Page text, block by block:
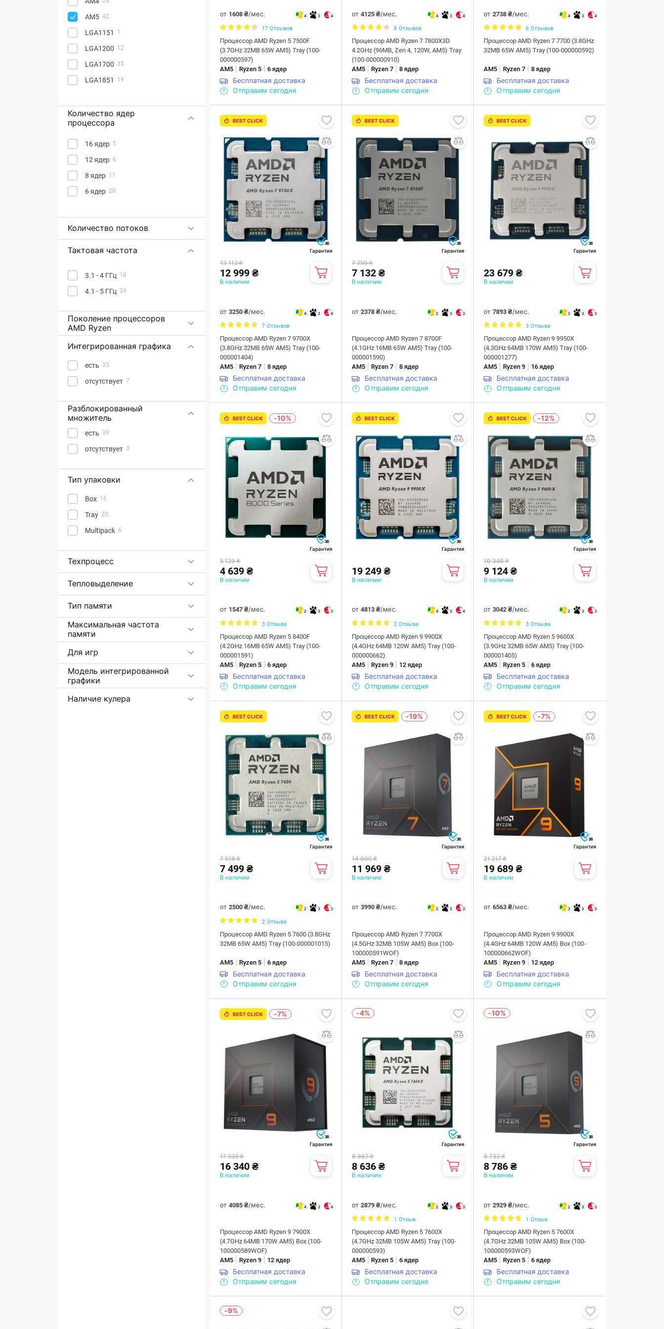
AM5 42
LGA1151 1
LGA1200 12
LGA1700 33
LGA1851 19
Количество ядер
процессора
16 ядер 5
12 ядер 6
8 ядер 11
6 ядер 20
Количество потоков
Тактовая частота
3.1 - 4 ГГц 18
4.1 - 5 ГГц 24
Поколение процессоров
AMD Ryzen
Интегрированная графика
есть 35
отсутствует 7
Разблокированный
множитель
есть 39
отсутствует 3
Тип упаковки
Box 16
Tray 20
Multipack 6
Техпроцесс
Тепловыделение
Тип памяти
Максимальная частота
памяти
Для игр
Модель интегрированной
графики
Наличие кулера
от 1608 ₴/мес. 4 3 4
17 Отзывов
Процессор AMD Ryzen 5 7500F
(3.7GHz 32MB 65W AM5) Tray (100-
000000597)
AM5
Ryzen 5 6 ядер
Бесплатная доставка
Отправим сегодня
от4125 ₴/мес. 4 3 4
8 Отзывов
Процессор AMD Ryzen 7 7800X3D
4.2GHz (96MB, Zen 4, 120W, AM5) Tray
(100-000000910)
AM5
Ryzen 7 |8 ядер
Бесплатная доставка
Отправим сегодня
от2738 ₴/мес. 4 3 4
6 Отзывов
Процессор AMD Ryzen 7 7700 (3.8GHz
32MB 65W AM5) Tray (100-000000592)
AM5 Ryzen 7 |8 ядер
Бесплатная доставка
Отправим сегодня
BEST CLICK
36
Гарантия
13 112 ₴
12 999 ₴
В наличии
от 3250 ₴/мес. 4 3 4
7 Отзывов
Процессор AMD Ryzen 7 9700X
(3.8GHz 32MB 65W AM5) Tray (100-
000001404)
AM5
Ryzen 7 8 ядер
Бесплатная доставка
Отправим сегодня
BEST CLICK
36
Гарантия
7 250 ₴
7 132 ₴
В наличии
от2378 ₴/мес. 2 3 3
Процессор AMD Ryzen 7 8700F
(4.1GHz 16MB 65W AM5) Tray (100-
000001590)
AM5
Ryzen 7 |8 ядер
Бесплатная доставка
Отправим сегодня
BEST CLICK
36
Гарантия
23 679 ₴
В наличии
от7893 ₴/мес. 3 3 3
3 Отзыва
Процессор AMD Ryzen 9 9950X
(4.3GHz 64MB 170W AM5) Tray (100-
000001277)
AM5
Ryzen 9 16 ядер
Бесплатная доставка
Отправим сегодня
BEST CLICK -10%
36
Гарантия
5 129 ₴
4 639 ₴
В наличии
от 1547 ₴/мес. 2 3 3
3 Отзыва
Процессор AMD Ryzen 5 8400F
(4.2GHz 16MB 65W AM5) Tray (100-
000001591)
AM5
Ryzen 5 6 ядер
Бесплатная доставка
Отправим сегодня
BEST CLICK
36
Гарантия
19 249 ₴
В наличии
от4813 ₴/мес. 4 3 4
2 Отзыва
Процессор AMD Ryzen 9 9900X
(4.4GHz 64MB 120W AM5) Tray (100-
000000662)
AM5
Ryzen 9 12 ядер
Бесплатная доставка
Отправим сегодня
BEST CLICK -12%
36
Гарантия
10 346 ₴
9 124 ₴
В наличии
от3042 ₴/мес. 2 3 3
3 Отзыва
Процессор AMD Ryzen 5 9600X
(3.9GHz 32MB 65W AM5) Tray (100-
000001405)
AM5
Ryzen 5 |6 ядер
Бесплатная доставка
Отправим сегодня
BEST CLICK
36
Гарантия
7 518 ₴
7 499 ₴
В наличии
от 2500 ₴/мес. 2 3 3
2 Отзыва
Процессор AMD Ryzen 5 7600 (3.8GHz
32MB 65W AM5) Tray (100-000001015)
AM5 Ryzen 5 6 ядер
Бесплатная доставка
Отправим сегодня
BEST CLICK -19%
36
Гарантия
14 800 ₴
11 969 ₴
В наличии
от3990 ₴/мес. 2 3 3
Процессор AMD Ryzen 7 7700X
(4.5GHz 32MB 105W AM5) Box (100-
100000591WOF)
AM5
Ryzen 7 |8 ядер
Бесплатная доставка
Отправим сегодня
BEST CLICK -7%
36
Гарантия
21 217 ₴
19 689 ₴
В наличии
от6563 ₴/мес. 3 3 3
Процессор AMD Ryzen 9 9900X
(4.4GHz 64MB 120W AM5) Box (100-
100000662WOF)
AM5
Ryzen 9 12 ядер
Бесплатная доставка
Отправим сегодня
BEST CLICK -7%
36
Гарантия
17 535 ₴
16 340 ₴
В наличии
от 4085 ₴/мес. 4 3 4
Процессор AMD Ryzen 9 7900X
(4.7GHz 64MB 170W AM5) Box (100-
100000589WOF)
AM5
Ryzen 9 12 ядер
Бесплатная доставка
Отправим сегодня
-4%
36
Гарантия
8 987 ₴
8 636 ₴
В наличии
от2879 ₴/мес. 2 3 3
1 Отзыв
Процессор AMD Ryzen 5 7600X
(4.7GHz 32MB 105W AM5) Tray (100-
000000593)
AM5
Ryzen 5 |6 ядер
Бесплатная доставка
Отправим сегодня
-10%
36
Гарантия
9 732 ₴
8 786 ₴
В наличии
от2929 ₴/мес. 2 3 3
1 Отзыв
Процессор AMD Ryzen 5 7600X
(4.7GHz 32MB 105W AM5) Box (100-
100000593WOF)
AM5
Ryzen 5 |6 ядер
Бесплатная доставка
Отправим сегодня
-9%